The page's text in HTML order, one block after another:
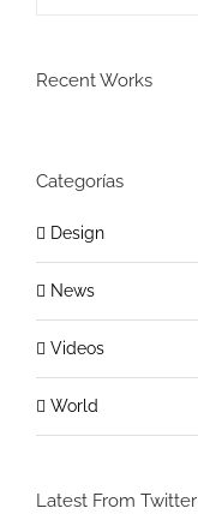
Recent Works
Categorías
Design
News
Videos
World
Latest From Twitter